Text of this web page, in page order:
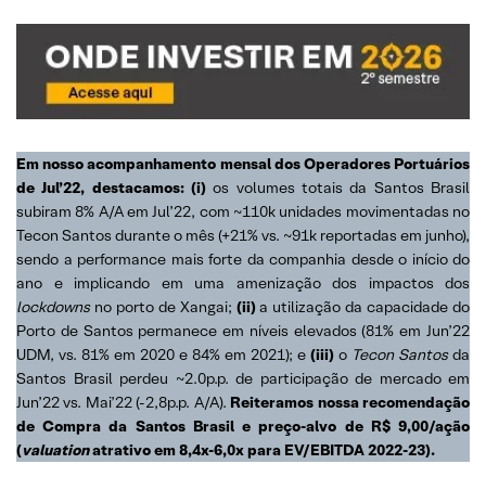
Em nosso acompanhamento mensal dos Operadores Portuários
de Jul’22, destacamos: (i)os volumes totais da Santos Brasil
subiram 8% A/A em Jul’22, com ~110k unidades movimentadas no
Tecon Santos durante o mês (+21% vs. ~91k reportadas em junho),
sendo a performance mais forte da companhia desde o início do
ano e implicando em uma amenização dos impactos dos
lockdownsno porto de Xangai; (ii)a utilização da capacidade do
Porto de Santos permanece em níveis elevados (81% em Jun’22
UDM, vs. 81% em 2020 e 84% em 2021); e (iii) o Tecon Santosda
Santos Brasil perdeu ~2.0p.p. de participação de mercado em
Jun’22 vs. Mai’22 (-2,8p.p. A/A). Reiteramos nossa recomendação
de Compra da Santos Brasil e preço-alvo de R$ 9,00/ação
(valuationatrativo em 8,4x-6,0x para EV/EBITDA 2022-23).